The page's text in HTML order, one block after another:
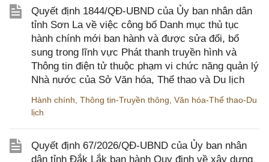
Quyết định 1844/QĐ-UBND của Ủy ban nhân dân
tỉnh Sơn La về việc công bố Danh mục thủ tục
hành chính mới ban hành và được sửa đổi, bổ
sung trong lĩnh vực Phát thanh truyền hình và
Thông tin điện tử thuộc phạm vi chức năng quản lý
Nhà nước của Sở Văn hóa, Thể thao và Du lịch
Hành chính Thông tin-Truyền thông Văn hóa-Thể thao-Du
lịch
Quyết định 67/2026/QĐ-UBND của Ủy ban nhân
dân tỉnh Đắk Lắk ban hành Quy định về xây dựng